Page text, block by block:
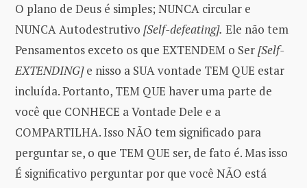
O plano de Deus é simples; NUNCA circular e
NUNCA Autodestrutivo [Self-defeating]. Ele não tem
Pensamentos exceto os que EXTENDEM o Ser[Self-
EXTENDING]e nisso a SUA vontade TEM QUE estar
incluída. Portanto, TEM QUE haver uma parte de
você que CONHECE a Vontade Dele e a
COMPARTILHA. Isso NÃO tem significado para
perguntar se, o que TEM QUE ser, de fato é. Mas isso
É significativo perguntar por que você NÃO está